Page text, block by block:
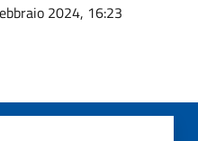
2024, 16:23